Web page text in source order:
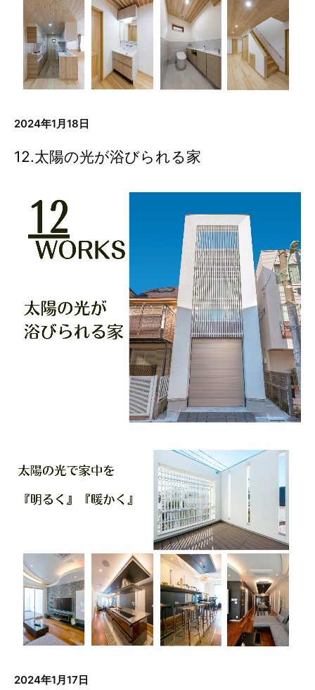
2024年1月18日
12.太陽の光が浴びられる家
2024年1月17日